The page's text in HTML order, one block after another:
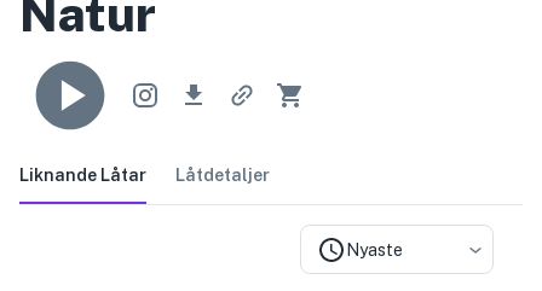
Natur
Liknande Låtar Låtdetaljer
Nyaste